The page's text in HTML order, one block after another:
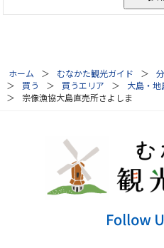
ホーム むなかた観光ガイド
買う
買うエリア
大島・地
宗像漁協大島直売所さよしま